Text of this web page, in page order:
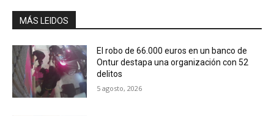
MÁS LEIDOS
El robo de 66.000 euros en un banco de
Ontur destapa una organización con 52
delitos
5 agosto, 2026